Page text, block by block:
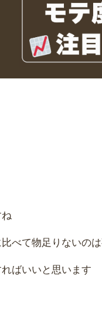
べて物足りないの
ばいいと思います